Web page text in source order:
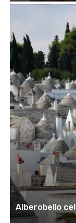
Alberobello